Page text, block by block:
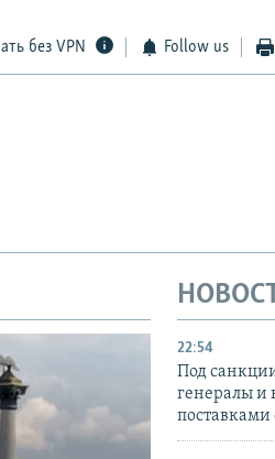
без VPN Follow us
22:54
Под
генералы и